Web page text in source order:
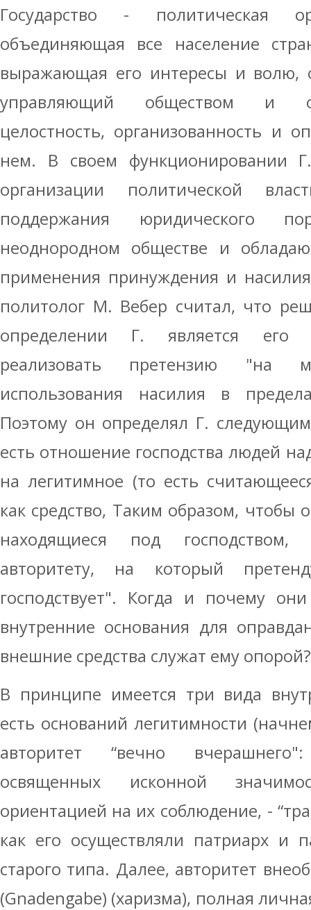
Государство - политическая
объединяющая все население
выражающая его интересы и волю,
управляющий обществом и
целостность, организованность и
нем. В своем функционировании
организации политической
поддержания юридического
неоднородном обществе и
применения принуждения и
политолог М. Вебер считал, что
определении Г. является его
реализовать претензию "на
использования насилия в
Поэтому он определял Г. следующим
есть отношение господства людей
на легитимное (то есть
как средство, Таким образом, чтобы
находящиеся под господством,
авторитету, на который
господствует". Когда и почему
внутренние основания для
внешние средства служат ему опорой?
В принципе имеется три вида
есть оснований легитимности
авторитет “вечно
освященных исконной
ориентацией на их соблюдение, -
как его осуществляли патриарх и
старого типа. Далее, авторитет
(Gnadengabe) (харизма), полная